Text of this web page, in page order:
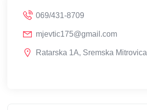
069/431-8709
mjevtic175@gmail.com
Ratarska 1A, Sremska Mitrovica